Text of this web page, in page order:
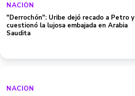
NACION
"Derrochón": Uribe dejó recado a Petro y
cuestionó la lujosa embajada en Arabia
Saudita
NACION